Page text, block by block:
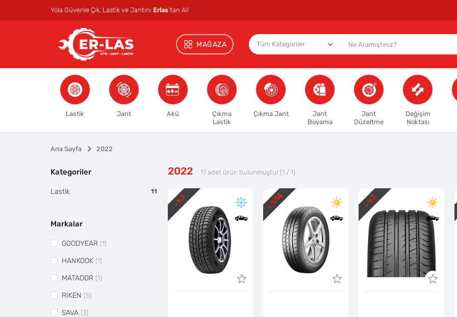
Yola Güvenle Çık, Lastik ve Jantını Erlas’tan Al!
MAĞAZA
Lastik Jant Akü
Çıkma
Lastik
Çıkma Jant
Jant
Boyama
Jant
Düzeltme
Değişim
Noktası
Ana Sayfa 2022
2022 17 adet ürün bulunmuştur.(1 / 1)
- %
7
- %
14 - %
7
Kategoriler
Lastik 11
Markalar
GOODYEAR (1)
HANKOOK (1)
MATADOR (1)
RIKEN (5)
SAVA (3)